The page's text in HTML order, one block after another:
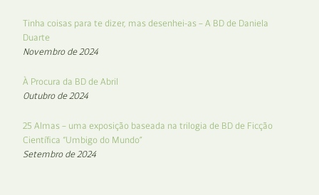
Tinha coisas para te dizer, mas desenhei-as – A BD de Daniela
Duarte
Novembro de 2024
À Procura da BD de Abril
Outubro de 2024
25 Almas – uma exposição baseada na trilogia de BD de Ficção
Científica “Umbigo do Mundo”
Setembro de 2024